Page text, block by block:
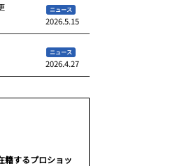
ニュース
2026.5.15
ニュース
2026.4.27
籍するプロショッ